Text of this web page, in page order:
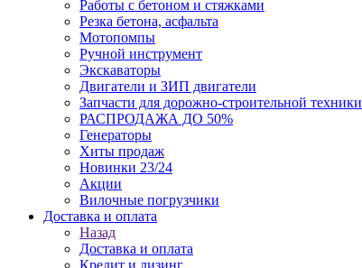
Работы с бетоном и стяжками
Резка бетона, асфальта
Мотопомпы
Ручной инструмент
Экскаваторы
Двигатели и ЗИП двигатели
Запчасти для дорожно-строительной техники
РАСПРОДАЖА ДО 50%
Генераторы
Хиты продаж
Новинки 23/24
Акции
Вилочные погрузчики
Доставка и оплата
Назад
Доставка и оплата
Кредит и лизинг